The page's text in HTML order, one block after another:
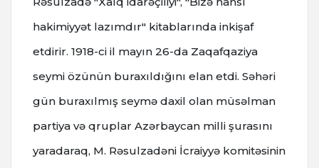
hakimiyyət lazımdır" kitablarında inkişaf
etdirir. 1918-ci il mayın 26-da Zaqafqaziya
seymi özünün buraxıldığını elan etdi. Səhəri
gün buraxılmış seymə daxil olan müsəlman
partiya və qruplar Azərbaycan milli şurasını
yaradaraq, M. Rəsulzadəni İcraiyyə komitəsinin